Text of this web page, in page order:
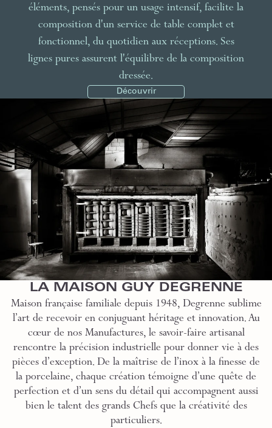
éléments, pensés pour un usage intensif, facilite la
composition d'un service de table complet et
fonctionnel, du quotidien aux réceptions. Ses
lignes pures assurent l'équilibre de la composition
dressée.
Découvrir
LA MAISON GUY DEGRENNE
Maison française familiale depuis 1948, Degrenne sublime
l’art de recevoir en conjuguant héritage et innovation. Au
cœur de nos Manufactures, le savoir-faire artisanal
rencontre la précision industrielle pour donner vie à des
pièces d’exception. De la maîtrise de l’inox à la finesse de
la porcelaine, chaque création témoigne d’une quête de
perfection et d’un sens du détail qui accompagnent aussi
bien le talent des grands Chefs que la créativité des
particuliers.